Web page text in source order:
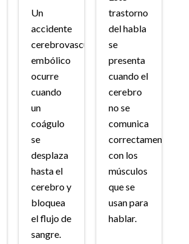
Un
accidente
cerebrovascular
embólico
ocurre
cuando
un
coágulo
se
desplaza
hasta el
cerebro y
bloquea
el flujo de
sangre.
trastorno
del habla
se
presenta
cuando el
cerebro
no se
comunica
correctamente
con los
músculos
que se
usan para
hablar.